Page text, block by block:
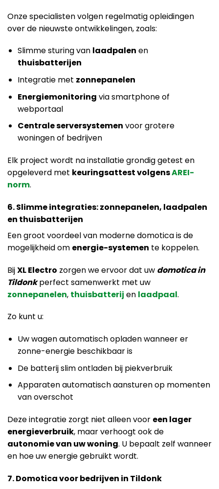
Onze specialisten volgen regelmatig opleidingen
over de nieuwste ontwikkelingen, zoals:
Slimme sturing van laadpalen en
thuisbatterijen
Integratie met zonnepanelen
Energiemonitoring via smartphone of
webportaal
Centrale serversystemen voor grotere
woningen of bedrijven
Elk project wordt na installatie grondig getest en
opgeleverd met keuringsattest volgensAREI-
norm.
6. Slimme integraties: zonnepanelen, laadpalen
en thuisbatterijen
Een groot voordeel van moderne domotica is de
mogelijkheid om energie-systemen te koppelen.
BijXL Electro zorgen we ervoor dat uw domotica in
Tildonkperfect samenwerkt met uw
zonnepanelen, thuisbatterij en laadpaal.
Zo kunt u:
Uw wagen automatisch opladen wanneer er
zonne-energie beschikbaar is
De batterij slim ontladen bij piekverbruik
Apparaten automatisch aansturen op momenten
van overschot
Deze integratie zorgt niet alleen voor een lager
energieverbruik, maar verhoogt ook de
autonomie van uw woning. U bepaalt zelf wanneer
en hoe uw energie gebruikt wordt.
7. Domotica voor bedrijven in Tildonk